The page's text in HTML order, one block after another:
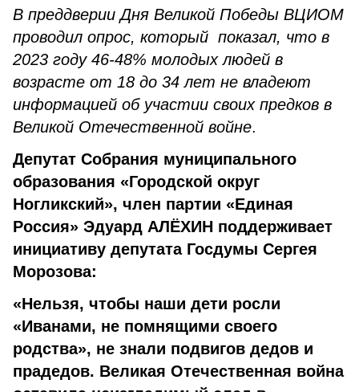
В преддверии Дня Великой Победы ВЦИОМ
проводил опрос, который показал, что в
2023 году 46-48% молодых людей в
возрасте от 18 до 34 лет не владеют
информацией об участии своих предков в
Великой Отечественной войне.
Депутат Собрания муниципального
образования «Городской округ
Ногликский», член партии «Единая
Россия» Эдуард АЛЁХИН поддерживает
инициативу депутата Госдумы Сергея
Морозова:
«Нельзя, чтобы наши дети росли
«Иванами, не помнящими своего
родства», не знали подвигов дедов и
прадедов. Великая Отечественная война